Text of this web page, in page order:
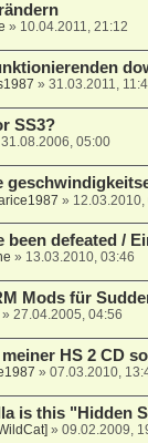
» 10.04.2011, 21:12
» 31.03.2011,
SS3?
31.08.2006, 05:00
» 12.03.2010,
been defeated /
» 13.03.2010, 03:46
Mods für
27.04.2005, 04:56
meiner HS 2 CD
» 07.03.2010,
is this "Hidden
» 09.02.2009,